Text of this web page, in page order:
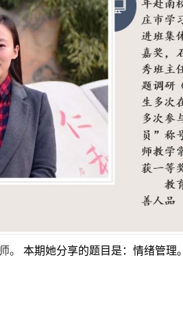
。 本期她分享的题目是：情绪管理。